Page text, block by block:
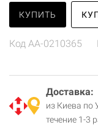
КУПИТЬ
Код AA-0210365
Доставка:
из Киева по
течение 1-3